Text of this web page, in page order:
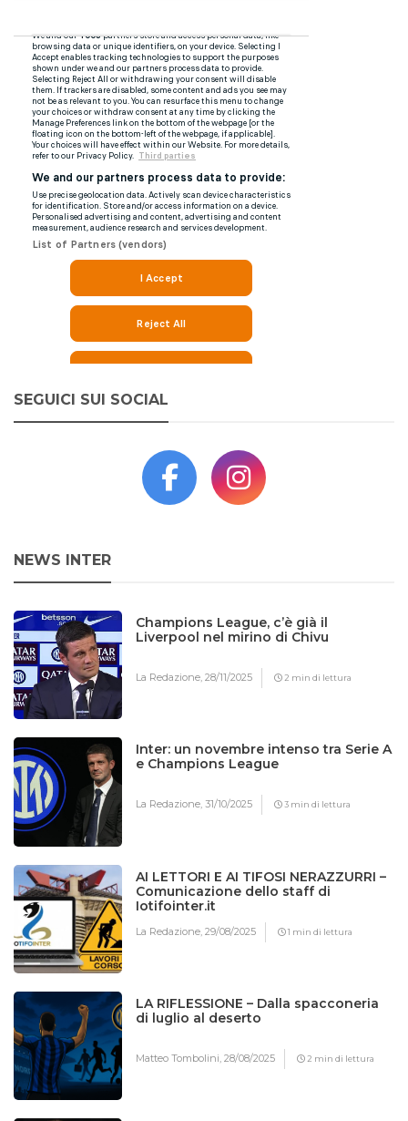
SEGUICI SUI SOCIAL
NEWS INTER
Champions League, c’è già il
Liverpool nel mirino di Chivu
La Redazione,28/11/2025 2 min di lettura
Inter: un novembre intenso tra Serie A
e Champions League
La Redazione,31/10/2025 3 min di lettura
AI LETTORI E AI TIFOSI NERAZZURRI –
Comunicazione dello staff di
Iotifointer.it
La Redazione,29/08/2025 1 min di lettura
LA RIFLESSIONE – Dalla spacconeria
di luglio al deserto
Matteo Tombolini,28/08/2025 2 min di lettura